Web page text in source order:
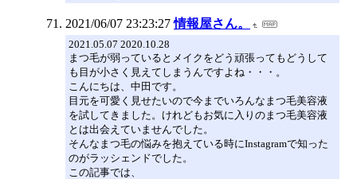
2021/06/07 23:23:27 情報屋さん。
2021.05.07 2020.10.28
まつ毛が弱っているとメイクをどう頑張ってもどうして
も目が小さく見えてしまうんですよね・・・。
こんにちは、中田です。
目元を可愛く見せたいので今までいろんなまつ毛美容液
を試してきました。けれどもお気に入りのまつ毛美容液
とは出会えていませんでした。
そんなまつ毛の悩みを抱えている時にInstagramで知った
のがラッシェンドでした。
この記事では、